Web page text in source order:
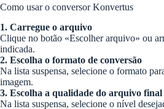
Como usar o conversor Konvertus
1. Carregue o arquivo
Clique no botão «Escolher arquivo» ou
indicada.
2. Escolha o formato de conversão
Na lista suspensa, selecione o formato
imagem.
3. Escolha a qualidade do arquivo final
Na lista suspensa, selecione o nível